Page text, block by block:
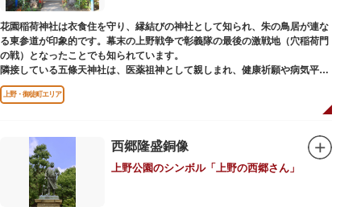
ック。手塚治虫のユニコのお守りなど愛らしいものがありますよ。
花園稲荷神社は衣食住を守り、縁結びの神社として知られ、朱の鳥居が連な
る東参道が印象的です。幕末の上野戦争で彰義隊の最後の激戦地（穴稲荷門
の戦）となったことでも知られています。
隣接している五條天神社は、医薬祖神として親しまれ、健康祈願や病気平癒
祈願の参拝者が多く、相殿には菅原道真公も祀られています。
境内がつながっており、まるでひとつの神社かのように並んで鎮座していま
すが、それぞれ別々の由緒の独立した神社です。どちらの御朱印も五條天神
参拝は6:00～17:00（御朱印の授与は9:00～17:00）
上野・御徒町エリア
西郷隆盛銅像
上野公園のシンボル「上野の西郷さん」